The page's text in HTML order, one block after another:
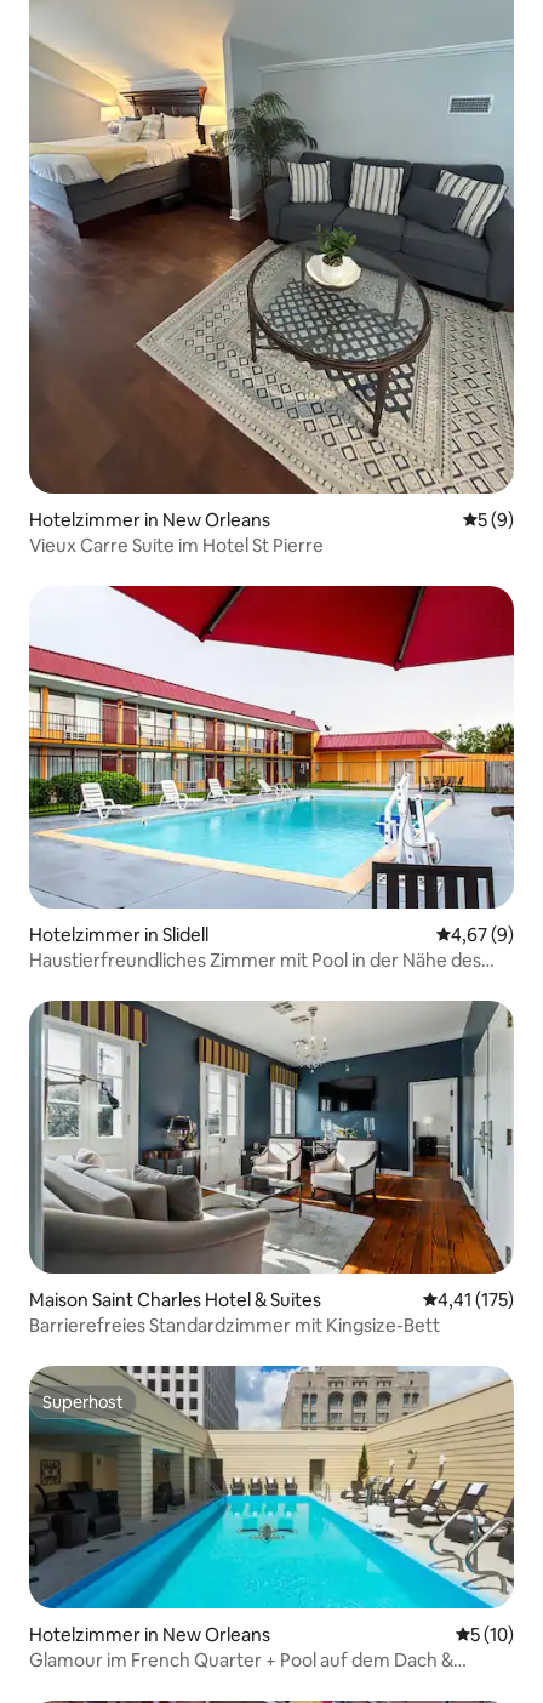
Hotelzimmer in New Orleans
5 (9)
Vieux Carre Suite im Hotel St Pierre
Hotelzimmer in Slidell
4,67 (9)
Haustierfreundliches Zimmer mit Pool in der Nähe des
Maison Saint Charles Hotel & Suites
4,41 (175)
Barrierefreies Standardzimmer mit Kingsize-Bett
Superhost
Superhost
Hotelzimmer in New Orleans
5 (10)
Glamour im French Quarter + Pool auf dem Dach &